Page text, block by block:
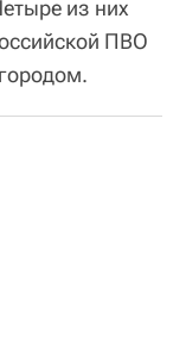
из них
ПВО